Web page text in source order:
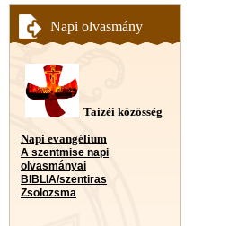
Napi olvasmány
Taizéi közösség
Napi evangélium
A szentmise napi
olvasmányai
BIBLIA/szentiras
Zsolozsma